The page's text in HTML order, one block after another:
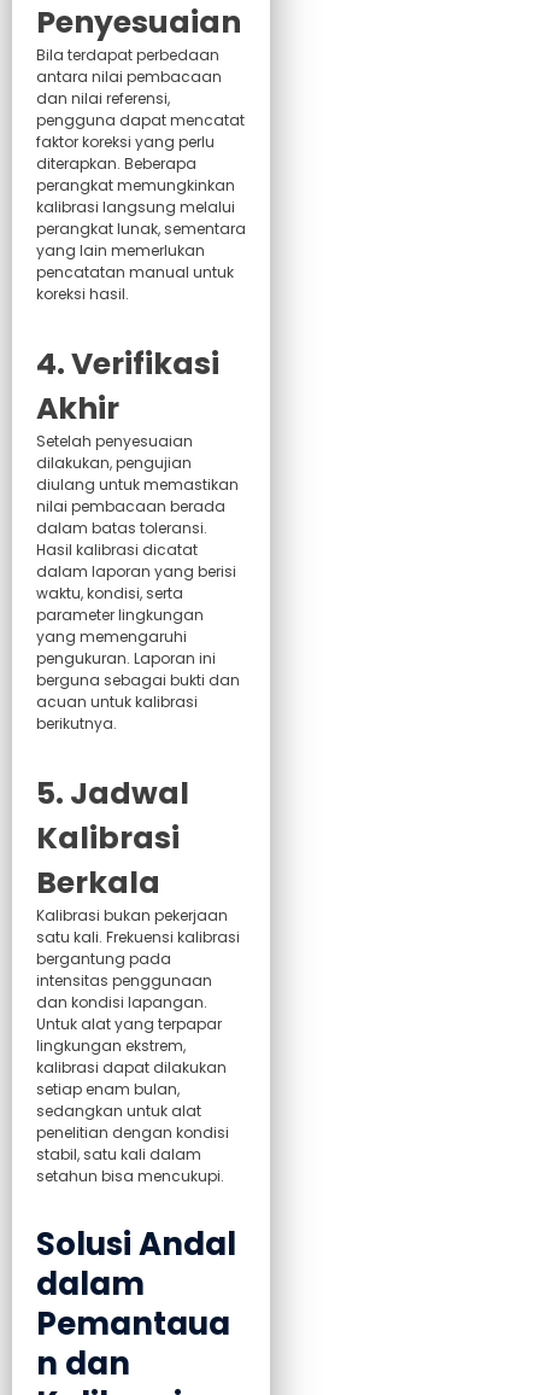
Penyesuaian
Bila terdapat perbedaan
antara nilai pembacaan
dan nilai referensi,
pengguna dapat mencatat
faktor koreksi yang perlu
diterapkan. Beberapa
perangkat memungkinkan
kalibrasi langsung melalui
perangkat lunak, sementara
yang lain memerlukan
pencatatan manual untuk
koreksi hasil.
4. Verifikasi
Akhir
Setelah penyesuaian
dilakukan, pengujian
diulang untuk memastikan
nilai pembacaan berada
dalam batas toleransi.
Hasil kalibrasi dicatat
dalam laporan yang berisi
waktu, kondisi, serta
parameter lingkungan
yang memengaruhi
pengukuran. Laporan ini
berguna sebagai bukti dan
acuan untuk kalibrasi
berikutnya.
5. Jadwal
Kalibrasi
Berkala
Kalibrasi bukan pekerjaan
satu kali. Frekuensi kalibrasi
bergantung pada
intensitas penggunaan
dan kondisi lapangan.
Untuk alat yang terpapar
lingkungan ekstrem,
kalibrasi dapat dilakukan
setiap enam bulan,
sedangkan untuk alat
penelitian dengan kondisi
stabil, satu kali dalam
setahun bisa mencukupi.
Solusi Andal
dalam
Pemantaua
n dan